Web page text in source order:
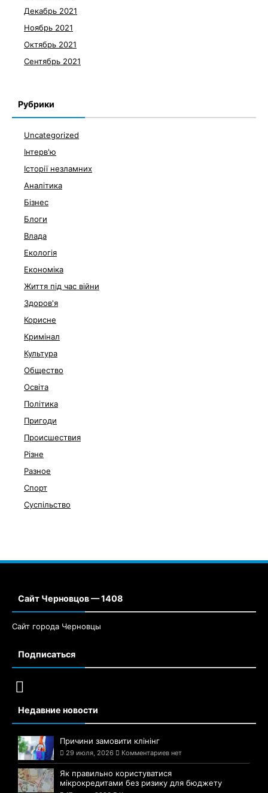
Декабрь 2021
Ноябрь 2021
Октябрь 2021
Сентябрь 2021
Рубрики
Uncategorized
Інтерв'ю
Історії незламних
Аналітика
Бізнес
Блоги
Влада
Екологія
Економіка
Життя під час війни
Здоров'я
Корисне
Кримінал
Культура
Общество
Освіта
Політика
Пригоди
Происшествия
Різне
Разное
Спорт
Суспільство
Сайт Черновцов — 1408
Сайт города Черновцы
Подписаться
Недавние новости
Причини замовити клінінг
29 июля, 2026 Комментариев нет
Як правильно користуватися
мікрокредитами без ризику для бюджету